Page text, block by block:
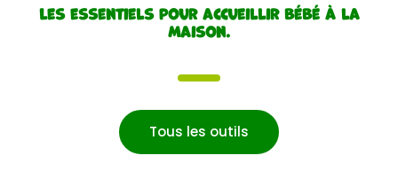
Les essentiels pour accueillir bébé à la
maison.
1
Tous les outils